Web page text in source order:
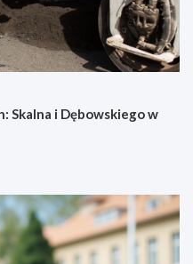
Skalna i Dębowskiego w